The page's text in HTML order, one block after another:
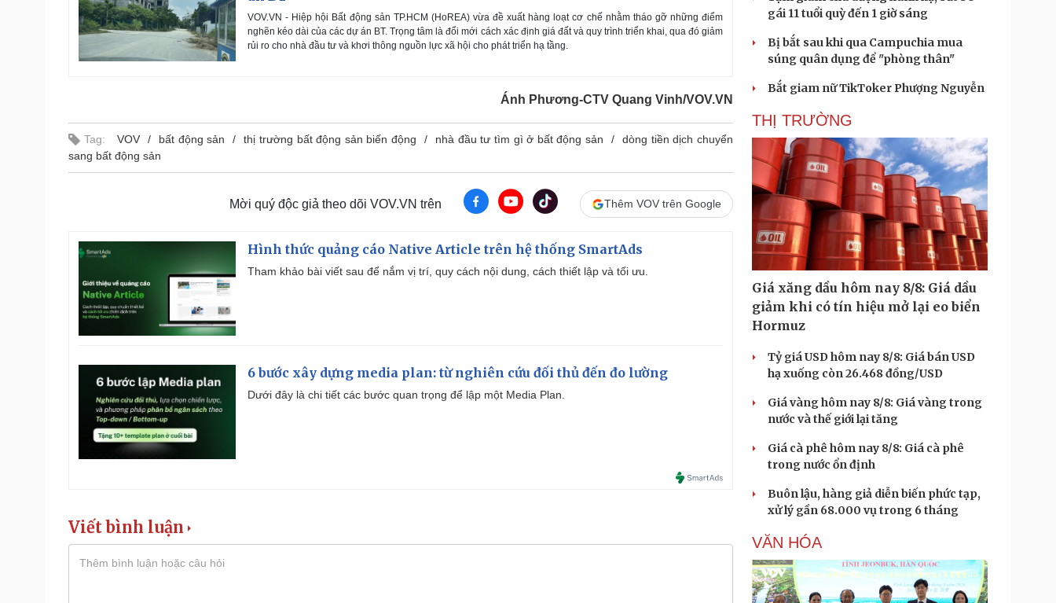
VOV.VN - Hiệp hội Bất động sản TP.HCM (HoREA) vừa đề xuất hàng loạt cơ chế nhằm tháo gỡ những điểm
nghẽn kéo dài của các dự án BT. Trọng tâm là đổi mới cách xác định giá đất và quy trình triển khai, qua đó giảm
rủi ro cho nhà đầu tư và khơi thông nguồn lực xã hội cho phát triển hạ tầng.
Ánh Phương-CTV Quang Vinh/VOV.VN
Tag: VOV bất động sản thị trường bất động sản biến động nhà đầu tư tìm gì ở bất động sản
dòng tiền dịch chuyển
sang bất động sản
Mời quý độc giả theo dõi VOV.VN trên Thêm VOV trên Google
Hình thức quảng cáo Native Article trên hệ thống SmartAds
Tham khảo bài viết sau để nắm vị trí, quy cách nội dung, cách thiết lập và tối ưu.
6 bước xây dựng media plan: từ nghiên cứu đối thủ đến đo lường
Dưới đây là chi tiết các bước quan trọng để lập một Media Plan.
Viết bình luận
gái 11 tuổi quỳ đến 1 giờ sáng
Bị bắt sau khi qua Campuchia mua
súng quân dụng để "phòng thân"
Bắt giam nữ TikToker Phượng Nguyễn
THỊ TRƯỜNG
Giá xăng dầu hôm nay 8/8: Giá dầu
giảm khi có tín hiệu mở lại eo biển
Hormuz
Tỷ giá USD hôm nay 8/8: Giá bán USD
hạ xuống còn 26.468 đồng/USD
Giá vàng hôm nay 8/8: Giá vàng trong
nước và thế giới lại tăng
Giá cà phê hôm nay 8/8: Giá cà phê
trong nước ổn định
Buôn lậu, hàng giả diễn biến phức tạp,
xử lý gần 68.000 vụ trong 6 tháng
VĂN HÓA